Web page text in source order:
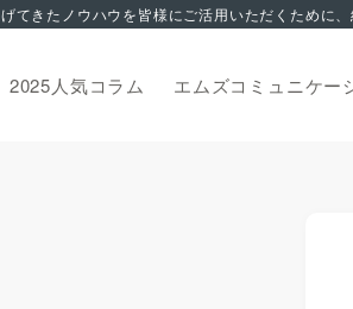
2025人気コラム エムズコミュニケー